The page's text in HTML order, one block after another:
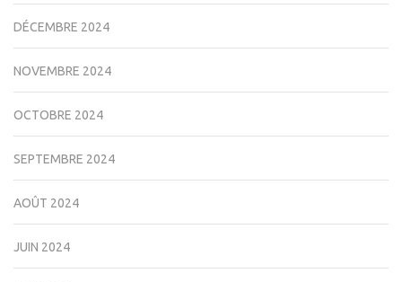
DÉCEMBRE 2024
NOVEMBRE 2024
OCTOBRE 2024
SEPTEMBRE 2024
AOÛT 2024
JUIN 2024